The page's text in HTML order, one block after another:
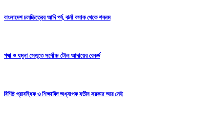
বাংলাদেশ চলচ্চিত্রের আদি পর্ব, ঝর্না বসাক থেকে শবনম
পদ্মা ও যমুনা সেতুতে সর্বোচ্চ টোল আদায়ের রেকর্ড
বিশিষ্ট প্রাবন্ধিক ও শিক্ষাবিদ অধ্যাপক যতীন সরকার আর নেই